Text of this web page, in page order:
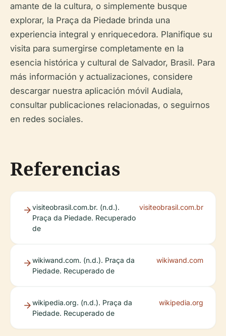
amante de la cultura, o simplemente busque
explorar, la Praça da Piedade brinda una
experiencia integral y enriquecedora. Planifique su
visita para sumergirse completamente en la
esencia histórica y cultural de Salvador, Brasil. Para
más información y actualizaciones, considere
descargar nuestra aplicación móvil Audiala,
consultar publicaciones relacionadas, o seguirnos
en redes sociales.
Referencias
visiteobrasil.com.br. (n.d.).
Praça da Piedade. Recuperado
de
visiteobrasil.com.br
wikiwand.com. (n.d.). Praça da
Piedade. Recuperado de
wikiwand.com
wikipedia.org. (n.d.). Praça da
Piedade. Recuperado de
wikipedia.org